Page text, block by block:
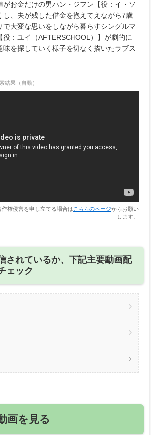
がお金だけの男ハン・ジフン【役：イ・ソ
し、夫が残した借金を抱えてえながら7歳
で大変な思いをしながら暮らすシングルマ
役：ユイ（AFTERSCHOOL）】が劇的に
味を探していく様子を切なく描いたラブス
結果（自動）
権侵害を申し立てる場合は こちらのページからお願い
します。
されているか、下記主要動画配
ェック
画を見る